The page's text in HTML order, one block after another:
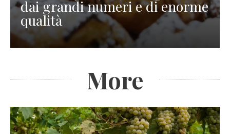
dai grandi numeri e di enorme
qualità
More